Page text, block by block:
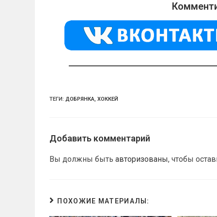
kl
a
ss
ni
a
m
A
p
p
ТЕГИ: ДОБРЯНКА, ХОККЕЙ
Добавить комментарий
Вы должны быть авторизованы, чтобы
ПОХОЖИЕ МАТЕРИАЛЫ: